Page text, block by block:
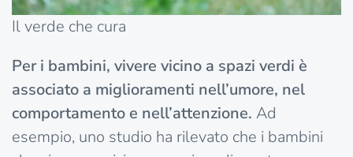
Il verde che cura
Per i bambini, vivere vicino a spazi verdi è
associato a miglioramenti nell’umore, nel
comportamento e nell’attenzione. Ad
esempio, uno studio ha rilevato che i bambini